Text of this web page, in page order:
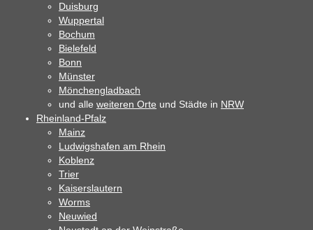
Duisburg
Wuppertal
Bochum
Bielefeld
Bonn
Münster
Mönchengladbach
und alle weiteren Orte und Städte in NRW
Rheinland-Pfalz
Mainz
Ludwigshafen am Rhein
Koblenz
Trier
Kaiserslautern
Worms
Neuwied